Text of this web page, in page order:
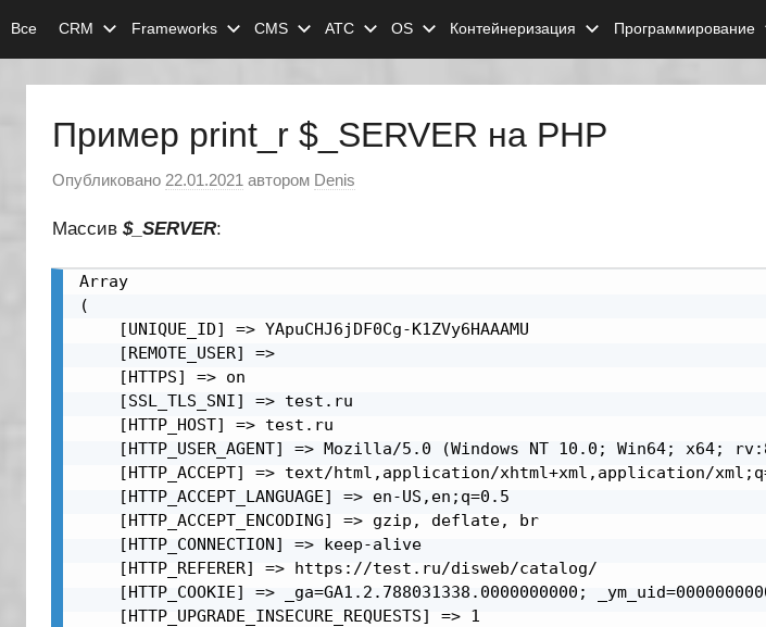
Все CRM Frameworks CMS АТС OS Контейнеризация Программирование
Пример print_r $_SERVER на PHP
Опубликовано 22.01.2021 автором Denis
Массив $_SERVER:
Array
(
    [UNIQUE_ID] => YApuCHJ6jDF0Cg-K1ZVy6HAAAMU
    [REMOTE_USER] =>
    [HTTPS] => on
    [SSL_TLS_SNI] => test.ru
    [HTTP_HOST] => test.ru
[HTTP_USER_AGENT] => Mozilla/5.0 (Windows NT 10.0; Win64; x64;
[HTTP_ACCEPT] => text/html,application/xhtml+xml,application/
    [HTTP_ACCEPT_LANGUAGE] => en-US,en;q=0.5
    [HTTP_ACCEPT_ENCODING] => gzip, deflate, br
    [HTTP_CONNECTION] => keep-alive
    [HTTP_REFERER] => https://test.ru/disweb/catalog/
[HTTP_COOKIE] => _ga=GA1.2.788031338.0000000000;
    [HTTP_UPGRADE_INSECURE_REQUESTS] => 1